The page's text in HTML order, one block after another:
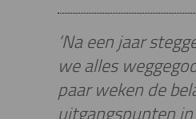
‘Na een jaar
we alles
paar weken de
uitgangspunten